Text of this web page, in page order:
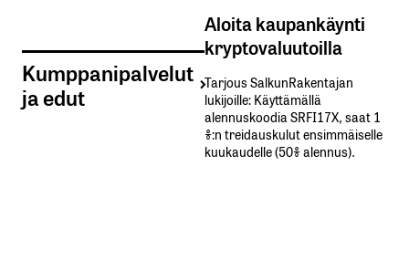
Kumppanipalvelut
ja edut
Aloita kaupankäynti
kryptovaluutoilla
Tarjous SalkunRakentajan
lukijoille: Käyttämällä​ ​
alennuskoodia​ ​SRFI17X,​ ​saat​ ​1
%:n treidauskulut​ ​ensimmäiselle​ ​
kuukaudelle​ ​(50%​ ​alennus).